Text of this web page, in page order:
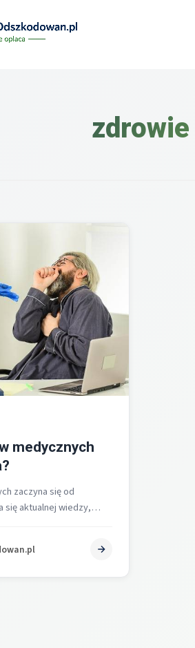
zdrowie
medycznych
zaczyna się od
aktualnej wiedzy,